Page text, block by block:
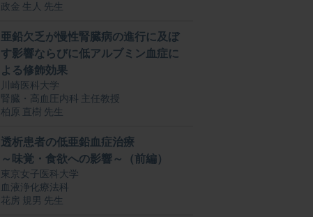
政金 生人 先生
亜鉛欠乏が慢性腎臓病の進行に及ぼ
す影響ならびに低アルブミン血症に
よる修飾効果
川崎医科大学
腎臓・高血圧内科 主任教授
柏原 直樹 先生
透析患者の低亜鉛血症治療
～味覚・食欲への影響～（前編）
東京女子医科大学
血液浄化療法科
花房 規男 先生